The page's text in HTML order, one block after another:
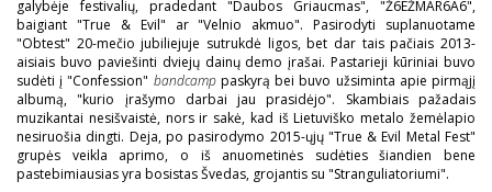
galybėje festivalių, pradedant "Daubos Griaucmas", "Ž6EŽMAR6A6",
baigiant "True & Evil" ar "Velnio akmuo". Pasirodyti suplanuotame
"Obtest" 20-mečio jubiliejuje sutrukdė ligos, bet dar tais pačiais 2013-
aisiais buvo paviešinti dviejų dainų demo įrašai. Pastarieji kūriniai buvo
sudėti į "Confession" bandcamppaskyrą bei buvo užsiminta apie pirmąjį
albumą, "kurio įrašymo darbai jau prasidėjo". Skambiais pažadais
muzikantai nesišvaistė, nors ir sakė, kad iš Lietuviško metalo žemėlapio
nesiruošia dingti. Deja, po pasirodymo 2015-ųjų "True & Evil Metal Fest"
grupės veikla aprimo, o iš anuometinės sudėties šiandien bene
pastebimiausias yra bosistas Švedas, grojantis su "Stranguliatoriumi".